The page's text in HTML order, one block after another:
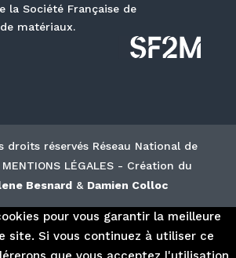
la Société Française de
matériaux.
droits réservés Réseau National de
LÉGALES - Création du
Besnard & Damien Colloc
pour vous garantir la meilleure
site. Si vous continuez à utiliser ce